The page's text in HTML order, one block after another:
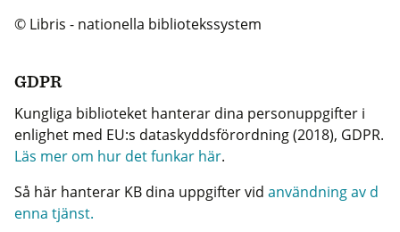
© Libris - nationella bibliotekssystem
GDPR
Kungliga biblioteket hanterar dina personuppgifter i
enlighet med EU:s dataskyddsförordning (2018), GDPR.
Läs mer om hur det funkar här.
Så här hanterar KB dina uppgifter vid användning av d
enna tjänst.